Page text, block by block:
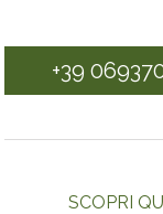
+39
SCOPRI